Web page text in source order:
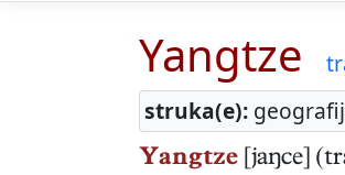
Yangtze
struka(e):
Yangtze [jaŋce]